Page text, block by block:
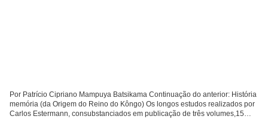
Por Patrício Cipriano Mampuya Batsikama Continuação do anterior: História
memória (da Origem do Reino do Kôngo) Os longos estudos realizados por
Carlos Estermann, consubstanciados em publicação de três volumes,15